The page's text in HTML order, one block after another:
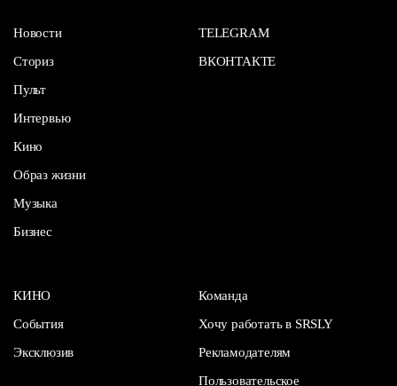
Новости
Сториз
Пульт
Интервью
Кино
Образ жизни
Музыка
Бизнес
TELEGRAM
ВКОНТАКТЕ
КИНО
События
Эксклюзив
Команда
Хочу работать в SRSLY
Рекламодателям
Пользовательское